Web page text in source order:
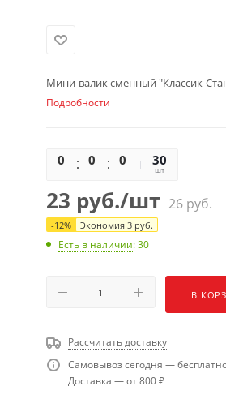
Мини-валик сменный "Классик-
Подробности
0 0 0 0
30
шт
23 руб./шт 26руб.
-12% Экономия 3 руб.
Есть в наличии: 30
В
Рассчитать доставку
Самовывоз сегодня —
Доставка — от 800 ₽